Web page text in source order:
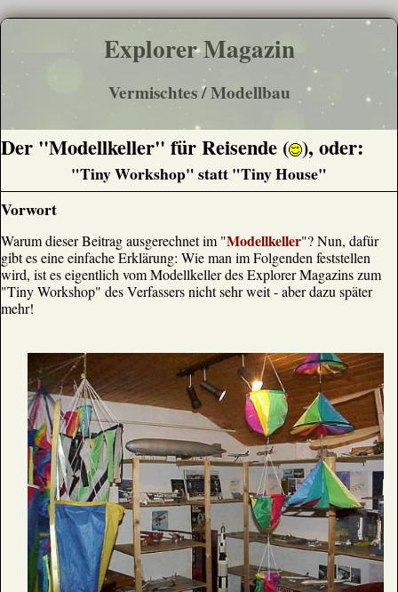
Explorer Magazin
Vermischtes / Modellbau
Der "Modellkeller" für Reisende ( ), oder:
"Tiny Workshop" statt "Tiny House"
Vorwort
Warum dieser Beitrag ausgerechnet im "Modellkeller"? Nun, dafür
gibt es eine einfache Erklärung: Wie man im Folgenden feststellen
wird, ist es eigentlich vom Modellkeller des Explorer Magazins zum
"Tiny Workshop" des Verfassers nicht sehr weit - aber dazu später
mehr!